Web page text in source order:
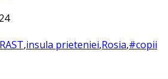
,insula prieteniei,Rosia,#copii